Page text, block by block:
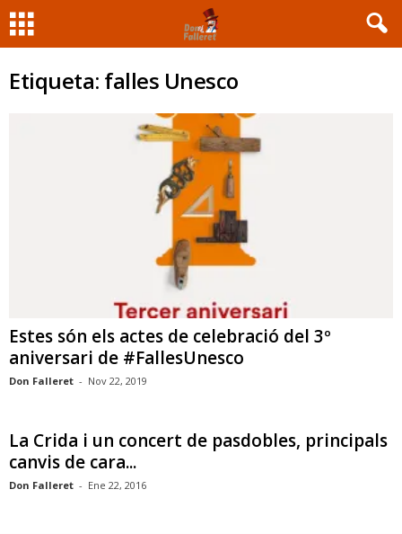
Etiqueta: falles Unesco
Estes són els actes de celebració del 3º
aniversari de #FallesUnesco
Don Falleret - Nov 22, 2019
La Crida i un concert de pasdobles, principals
canvis de cara...
Don Falleret - Ene 22, 2016